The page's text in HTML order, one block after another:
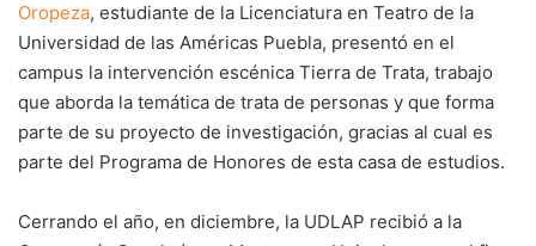
Oropeza, estudiante de la Licenciatura en Teatro de la
Universidad de las Américas Puebla, presentó en el
campus la intervención escénica Tierra de Trata, trabajo
que aborda la temática de trata de personas y que forma
parte de su proyecto de investigación, gracias al cual es
parte del Programa de Honores de esta casa de estudios.
Cerrando el año, en diciembre, la UDLAP recibió a la